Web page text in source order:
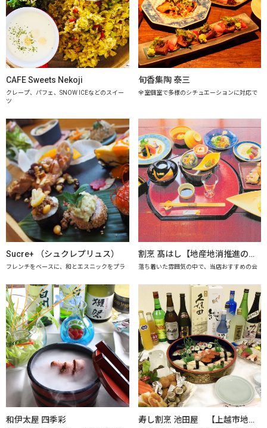
CAFE Sweets Nekoji
クレープ、パフェ、SNOW ICEなどのスイー
ツ
旬香集陶 泰三
全室個室で多様のシチュエーションに対応で
Sucre+ （シュクレプリュス）
フレンチをベースに、和とエスニックをプラ
割烹 髙はし【地産地消推進の店「プレミアム認定店」】
落ち着いた雰囲気の中で、当店おすすめの会
和伊太屋 四季彩 寿し割烹 池田屋 【上越市地産地消の店認定店】